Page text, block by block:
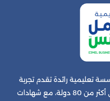
تعليمية رائدة تقدم تجربة
تدريبية متكاملة للمشتركين في أكثر من 80 دولة، مع شهادات